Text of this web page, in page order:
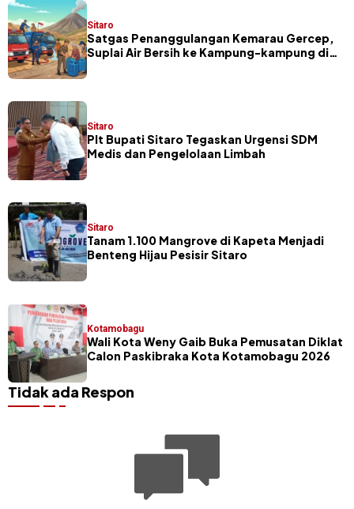
Sitaro
Satgas Penanggulangan Kemarau Gercep,
Suplai Air Bersih ke Kampung-kampung di
Sitaro
​Plt Bupati Sitaro Tegaskan Urgensi SDM
Medis dan Pengelolaan Limbah
Sitaro
Tanam 1.100 Mangrove di Kapeta Menjadi
Benteng Hijau Pesisir Sitaro
Kotamobagu
Wali Kota Weny Gaib Buka Pemusatan Diklat
Calon Paskibraka Kota Kotamobagu 2026
Tidak ada Respon